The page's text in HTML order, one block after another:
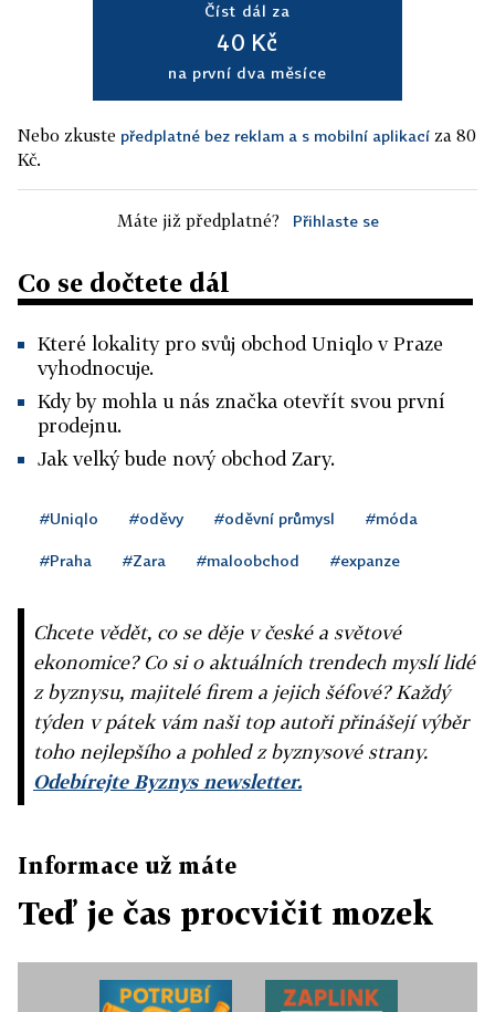
Číst dál za
40 Kč
na první dva měsíce
Nebo zkuste předplatné bez reklam a s mobilní aplikací za 80
Kč.
Máte již předplatné? Přihlaste se
Co se dočtete dál
Které lokality pro svůj obchod Uniqlo v Praze
vyhodnocuje.
Kdy by mohla u nás značka otevřít svou první
prodejnu.
Jak velký bude nový obchod Zary.
#Uniqlo #oděvy #oděvní průmysl #móda
#Praha #Zara #maloobchod #expanze
Chcete vědět, co se děje v české a světové
ekonomice? Co si o aktuálních trendech myslí lidé
z byznysu, majitelé firem a jejich šéfové? Každý
týden v pátek vám naši top autoři přinášejí výběr
toho nejlepšího a pohled z byznysové strany.
Odebírejte Byznys newsletter.
Informace už máte
Teď je čas procvičit mozek